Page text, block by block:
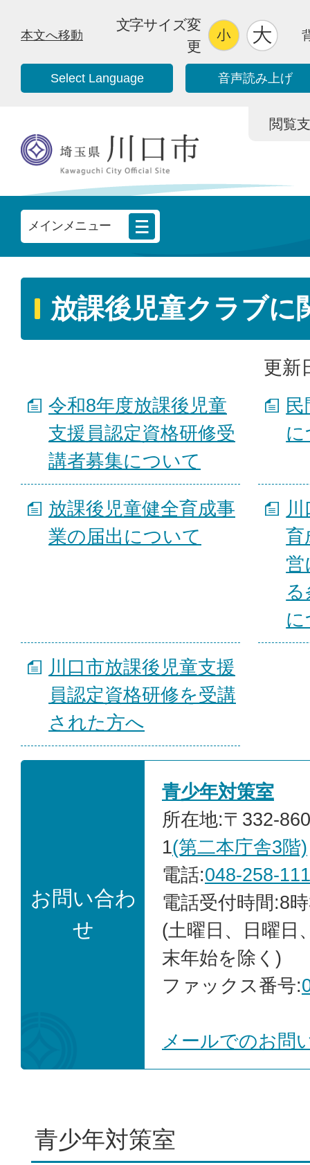
本文へ移動
文字サイズ変
更
Select Language 音声読み上げ
閲覧
メインメニュー
放課後児童クラブに
更新
令和8年度放課後児童
支援員認定資格研修受
講者募集について
民
放課後児童健全育成事
業の届出について
育
営
川口市放課後児童支援
員認定資格研修を受講
された方へ
お問い合わ
せ
青少年対策室
所在地:〒332-
1(第二本庁舎3階)
電話:048-258-
電話受付時間:8
(土曜日、日曜日
末年始を除く)
ファックス番号:
メールでのお問
青少年対策室